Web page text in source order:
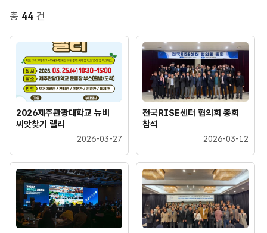
총 44 건
2026제주관광대학교 뉴비
씨앗찾기 랠리
2026-03-27
전국RISE센터 협의회 총회
참석
2026-03-12